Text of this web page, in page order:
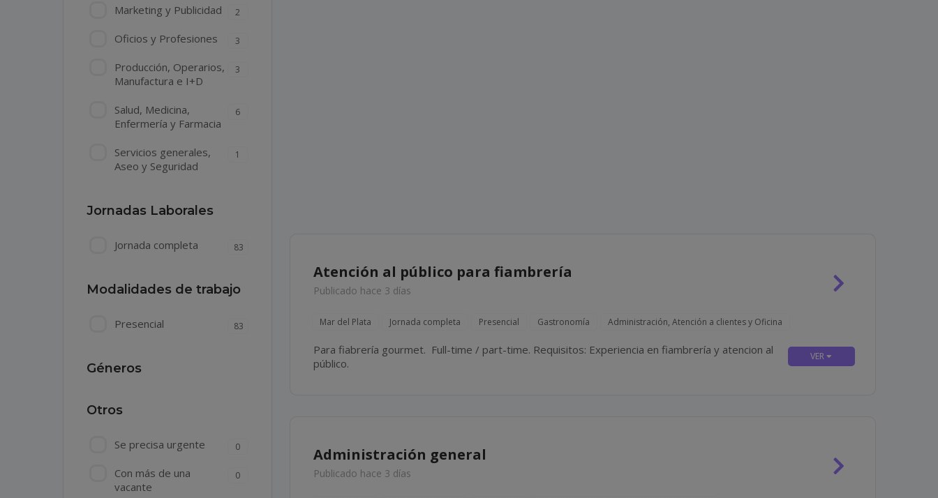
Marketing y Publicidad 2
Oficios y Profesiones 3
Producción, Operarios,
Manufactura e I+D
3
Salud, Medicina,
Enfermería y Farmacia
6
Servicios generales,
Aseo y Seguridad
1
Jornadas Laborales
Jornada completa 83
Modalidades de trabajo
Presencial 83
Géneros
Otros
Se precisa urgente 0
Con más de una
vacante
0
Atención al público para fiambrería
Publicado hace 3 días
Mar del Plata Jornada completa Presencial Gastronomía Administración, Atención a clientes y Oficina
Para fiabrería gourmet. Full-time / part-time. Requisitos: Experiencia en fiambrería y atencion al
público.
Administración general
Publicado hace 3 días